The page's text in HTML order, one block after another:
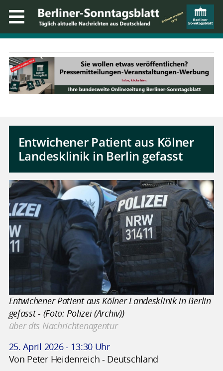
Entwichener Patient aus Kölner
Landesklinik in Berlin gefasst
Entwichener Patient aus Kölner Landesklinik in Berlin
gefasst - (Foto: Polizei (Archiv))
über dts Nachrichtenagentur
25. April 2026 - 13:30 Uhr
Von Peter Heidenreich - Deutschland